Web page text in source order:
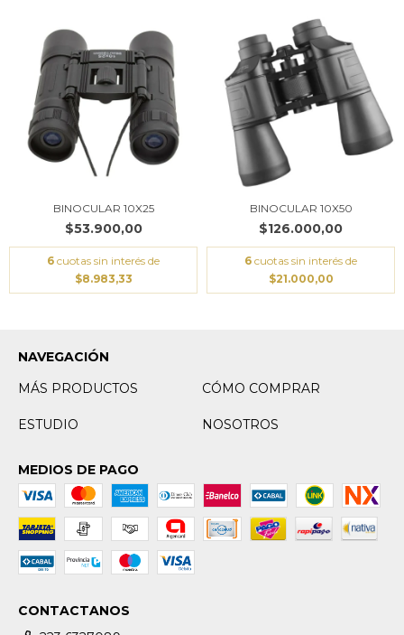
BINOCULAR 10X25
$53.900,00
6 cuotas sin interés de
$8.983,33
BINOCULAR 10X50
$126.000,00
6 cuotas sin interés de
$21.000,00
NAVEGACIÓN
MÁS PRODUCTOS
CÓMO COMPRAR
ESTUDIO NOSOTROS
MEDIOS DE PAGO
CONTACTANOS